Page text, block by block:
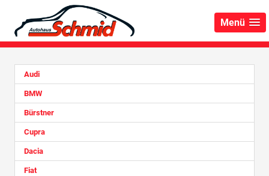
Menü
Audi
BMW
Bürstner
Cupra
Dacia
Fiat